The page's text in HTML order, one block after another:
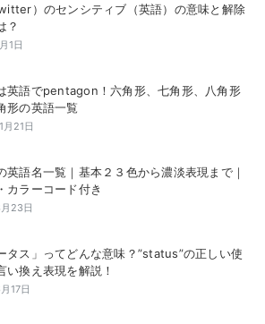
）のセンシティブ（英語）の意味と解除
？
1日
英語でpentagon！六角形、七角形、八角形
形の英語一覧
21日
英語名一覧｜基本２３色から濃淡表現まで｜
カラーコード付き
23日
タス」ってどんな意味？”status”の正しい使
い換え表現を解説！
17日